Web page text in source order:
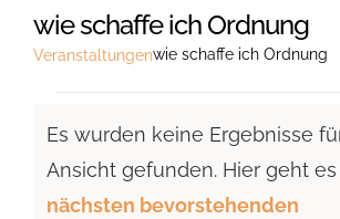
wie schaffe ich Ordnung
Veranstaltungenwie schaffe ich Ordnung
Hinweis
Es wurden keine Ergebnisse
Ansicht gefunden. Hier geht
nächsten bevorstehenden